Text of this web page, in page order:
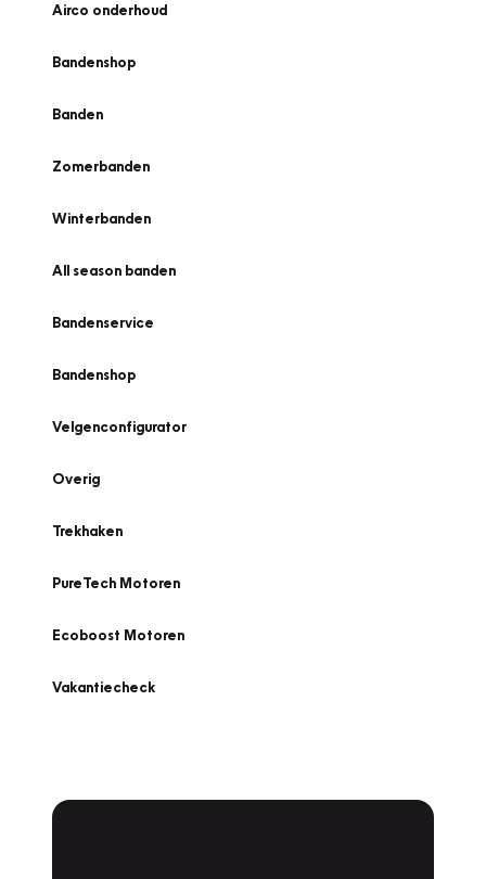
Airco onderhoud
Bandenshop
Banden
Zomerbanden
Winterbanden
All season banden
Bandenservice
Bandenshop
Velgenconfigurator
Overig
Trekhaken
PureTech Motoren
Ecoboost Motoren
Vakantiecheck